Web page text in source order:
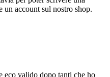
un account sul nostro shop.
eco valido dopo tanti che ho